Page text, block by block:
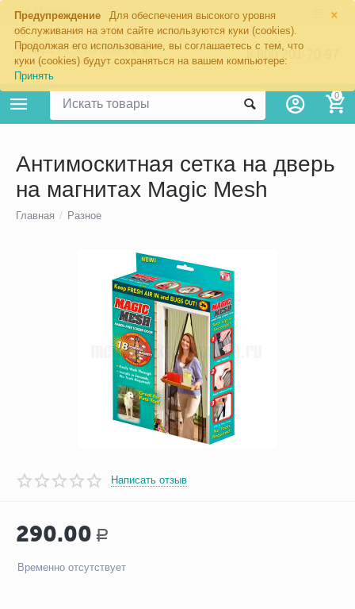
×
Предупреждение
Для обеспечения высокого уровня
обслуживания на этом сайте используются куки (cookies).
Продолжая его использование, вы соглашаетесь с тем, что
куки (cookies) будут сохраняться на вашем компьютере:
Принять
Москва
8 800 201-70-97
0
Антимоскитная сетка на дверь
на магнитах Magic Mesh
Главная / Разное
Написать отзыв
290.00 Р
Временно отсутствует